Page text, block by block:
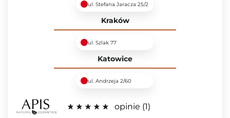
ul. Stefana Jaracza 25/2
Kraków
ul. Szlak 77
Katowice
ul. Andrzeja 2/60
opinie 1